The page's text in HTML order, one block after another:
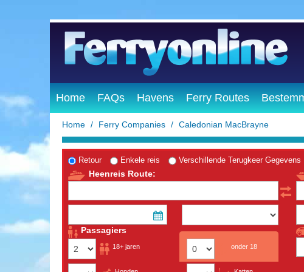
Home FAQs Havens Ferry Routes
Home Ferry Companies Caledonian MacBrayne